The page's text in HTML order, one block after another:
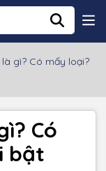
là gì? Có mấy loại?
Có
bật